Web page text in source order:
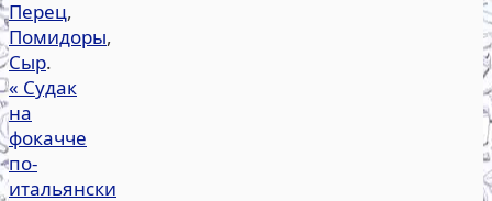
Перец,
Помидоры,
Сыр.
« Судак
на
фокачче
по-
итальянски